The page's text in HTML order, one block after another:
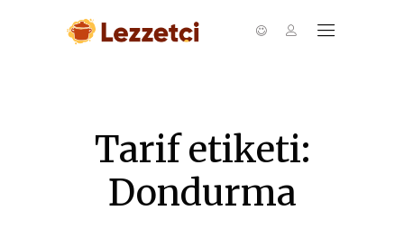
Tarif etiketi:
Dondurma